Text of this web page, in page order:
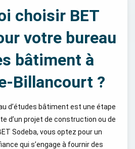
choisir BET
votre bureau
bâtiment à
Billancourt ?
d’études bâtiment est une étape
d’un projet de construction ou de
Sodeba, vous optez pour un
qui s’engage à fournir des